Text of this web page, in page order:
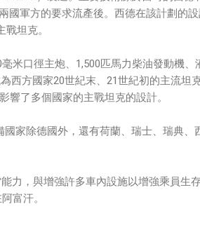
國軍方的要求流產後。西德在該計劃的
坦克。
米口徑主炮、1,500匹馬力柴油發動機、
西方國家20世紀末、21世紀初的主流坦
響了多個國家的主戰坦克的設計。
家除德國外，還有荷蘭、瑞士、瑞典、
力，與增強許多車內設施以增強乘員生
富汗。